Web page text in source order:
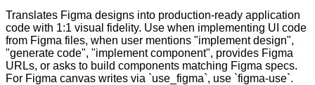
Translates Figma designs into production-ready application
code with 1:1 visual fidelity. Use when implementing UI code
from Figma files, when user mentions "implement design",
"generate code", "implement component", provides Figma
URLs, or asks to build components matching Figma specs.
For Figma canvas writes via `use_figma`, use `figma-use`.